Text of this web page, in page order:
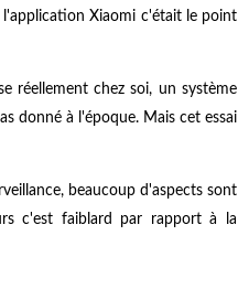
Xiaomi c'était le point
réellement chez soi, un système
donné à l'époque. Mais cet essai
beaucoup d'aspects sont
c'est faiblard par rapport à la